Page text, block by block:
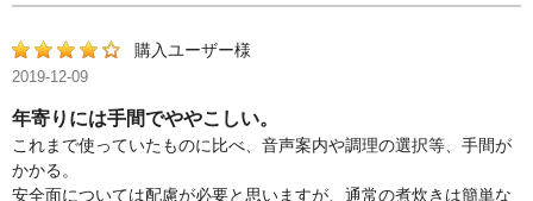
購入ユーザー様
2019-12-09
年寄りには手間でややこしい。
これまで使っていたものに比べ、音声案内や調理の選択等、手間が
かかる。
安全面については配慮が必要と思いますが、通常の煮炊きは簡単な